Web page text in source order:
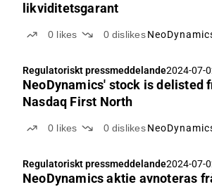
likviditetsgarant
0 likes 0 dislikes
Regulatoriskt pressmeddelande2024-07-
NeoDynamics' stock is delisted
Nasdaq First North
0 likes 0 dislikes
Regulatoriskt pressmeddelande2024-07-
NeoDynamics aktie avnoteras